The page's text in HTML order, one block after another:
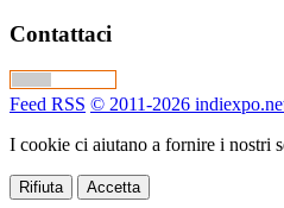
Contattaci
Feed RSS © 2011-2026
I cookie ci aiutano a fornire i nostri
Rifiuta Accetta